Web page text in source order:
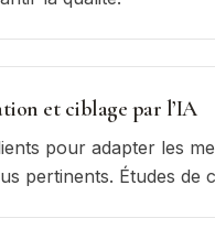
et ciblage par l’IA
pour adapter les
pertinents. Études de